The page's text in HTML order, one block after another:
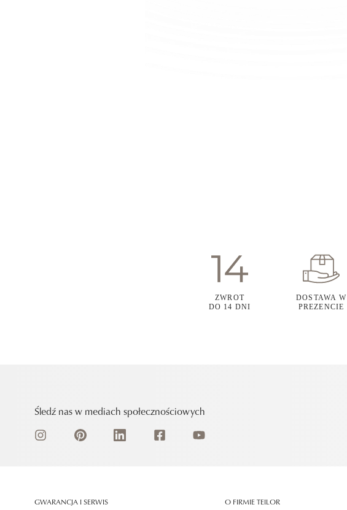
ZWROT
DO 14 DNI
DOSTAWA W
PREZENCIE
Śledź nas w mediach społecznościowych
GWARANCJA I SERWIS O FIRMIE TEILOR